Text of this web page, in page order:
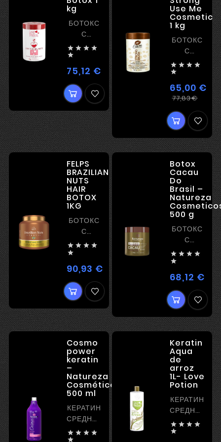
kg
БОТОКС
С
ВЫПРЯМЛЕНИЕМ
БЛЕСКОМ
И
ПЛЕНКООБРАЗОВАНИЕМ
   

75,12 €Цена
Use Me
Cosmetic
1 kg
БОТОКС
С
   

65,00 €
77,83 €
цена
Цена
FELPS
BRAZILIAN
NUTS
HAIR
BOTOX
1KG
БОТОКС
С
ВЫПРЯМЛЕНИЕМ
   

90,93 €Цена
Botox
Cacau
Do
Brasil –
Natureza
500 g
БОТОКС
С
   

68,12 €
Cosmo
power
keratin
–
Natureza
Cosméticos
500 ml
КЕРАТИН
СРЕДНЕЙ
МОЩНОСТИ
   

Keratin
Aqua
de
arroz
1L- Love
Potion
КЕРАТИН
СРЕДНЕЙ
МОЩНОСТИ
ИДЕАЛЕН
   
